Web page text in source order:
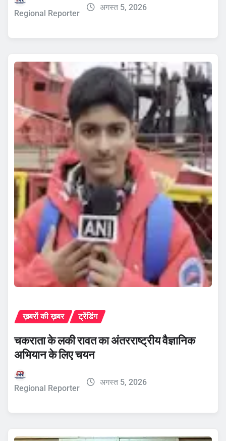
Regional Reporter
अगस्त 5, 2026
ख़बरों की ख़बर ट्रेंडिंग
चकराता के लकी रावत का अंतरराष्ट्रीय वैज्ञानिक
अभियान के लिए चयन
Regional Reporter
अगस्त 5, 2026